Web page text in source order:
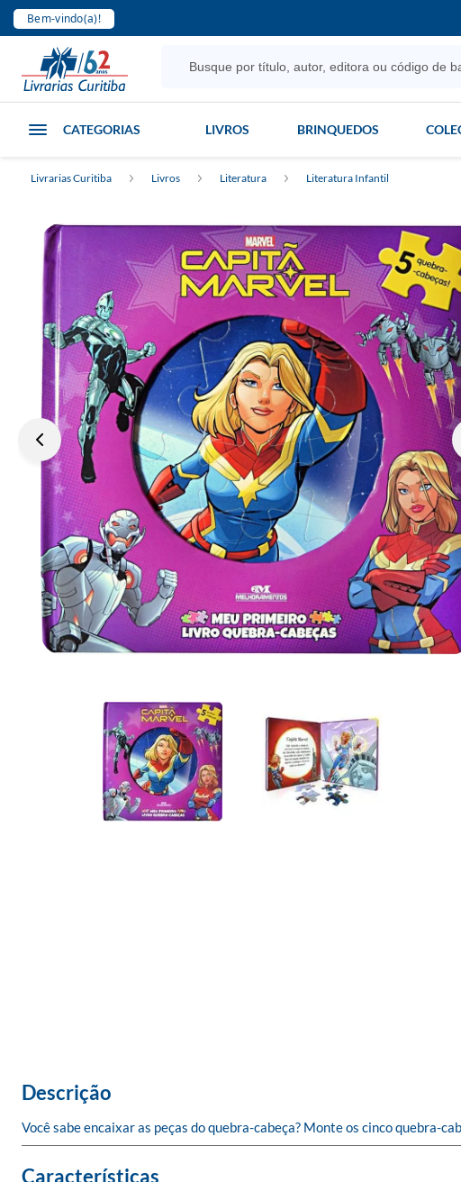
Bem-vindo(a)!
CATEGORIAS LIVROS BRINQUEDOS
Livrarias Curitiba Livros Literatura Literatura Infantil
Descrição
Você sabe encaixar as peças do quebra-cabeça? Monte os cinco quebra-